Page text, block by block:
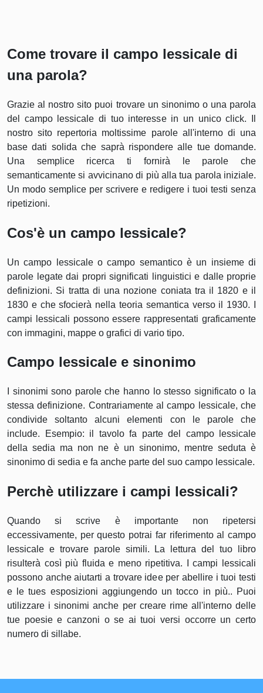
Come trovare il campo lessicale di
una parola?
Grazie al nostro sito puoi trovare un sinonimo o una parola
del campo lessicale di tuo interesse in un unico click. Il
nostro sito repertoria moltissime parole all'interno di una
base dati solida che saprà rispondere alle tue domande.
Una semplice ricerca ti fornirà le parole che
semanticamente si avvicinano di più alla tua parola iniziale.
Un modo semplice per scrivere e redigere i tuoi testi senza
ripetizioni.
Cos'è un campo lessicale?
Un campo lessicale o campo semantico è un insieme di
parole legate dai propri significati linguistici e dalle proprie
definizioni. Si tratta di una nozione coniata tra il 1820 e il
1830 e che sfocierà nella teoria semantica verso il 1930. I
campi lessicali possono essere rappresentati graficamente
con immagini, mappe o grafici di vario tipo.
Campo lessicale e sinonimo
I sinonimi sono parole che hanno lo stesso significato o la
stessa definizione. Contrariamente al campo lessicale, che
condivide soltanto alcuni elementi con le parole che
include. Esempio: il tavolo fa parte del campo lessicale
della sedia ma non ne è un sinonimo, mentre seduta è
sinonimo di sedia e fa anche parte del suo campo lessicale.
Perchè utilizzare i campi lessicali?
Quando si scrive è importante non ripetersi
eccessivamente, per questo potrai far riferimento al campo
lessicale e trovare parole simili. La lettura del tuo libro
risulterà così più fluida e meno ripetitiva. I campi lessicali
possono anche aiutarti a trovare idee per abellire i tuoi testi
e le tues esposizioni aggiungendo un tocco in più.. Puoi
utilizzare i sinonimi anche per creare rime all'interno delle
tue poesie e canzoni o se ai tuoi versi occorre un certo
numero di sillabe.